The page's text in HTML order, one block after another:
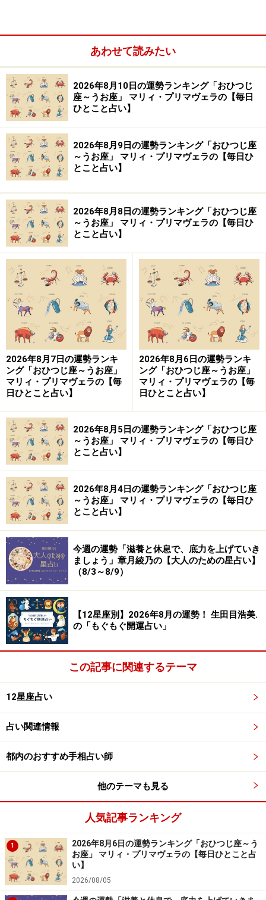
3位：いて座（11月23日～12月21日生ま
2024年4月18日の運勢「いて座」
幸運日。伸びやかな気持ちでいればさらに幸運が舞い込
む。
＞【今週の運勢】を見る
4位：てんびん座（9月23日～10月23日生ま
れ）
2024年4月18日の運勢「てんびん座」
友達を旧友に紹介してネットワークを広げると幸運到
来。
＞【今週の運勢】を見る
5位：ふたご座（5月21日～6月21日生ま
れ）
2024年4月18日の運勢「ふたご座」
いろんな場面でパイプ役を期待されそう。引き受けて
吉。
＞【今週の運勢】を見る
あわせて読みたい
2026年8月10日の運勢ランキング「おひつじ
座～うお座」 マリィ・プリマヴェラの【毎日
ひとこと占い】
2026年8月9日の運勢ランキング「おひつじ座
～うお座」 マリィ・プリマヴェラの【毎日ひ
とこと占い】
2026年8月8日の運勢ランキング「おひつじ座
～うお座」 マリィ・プリマヴェラの【毎日ひ
とこと占い】
2026年8月7日の運勢ランキ
ング「おひつじ座～うお座」
マリィ・プリマヴェラの【毎
日ひとこと占い】
2026年8月6日の運勢ランキ
ング「おひつじ座～うお座」
マリィ・プリマヴェラの【毎
日ひとこと占い】
2026年8月5日の運勢ランキング「おひつじ座
～うお座」 マリィ・プリマヴェラの【毎日ひ
とこと占い】
2026年8月4日の運勢ランキング「おひつじ座
～うお座」 マリィ・プリマヴェラの【毎日ひ
とこと占い】
今週の運勢「滋養と休息で、底力を上げていき
ましょう」章月綾乃の【大人のための星占い】
（8/3～8/9）
【12星座別】2026年8月の運勢！ 生田目浩美.
の「もぐもぐ開運占い」
この記事に関連するテーマ
12星座占い
占い関連情報
都内のおすすめ手相占い師
他のテーマも見る
人気記事ランキング
1
2026年8月6日の運勢ランキング「おひつじ座～う
お座」 マリィ・プリマヴェラの【毎日ひとこと占
い】
2026/08/05